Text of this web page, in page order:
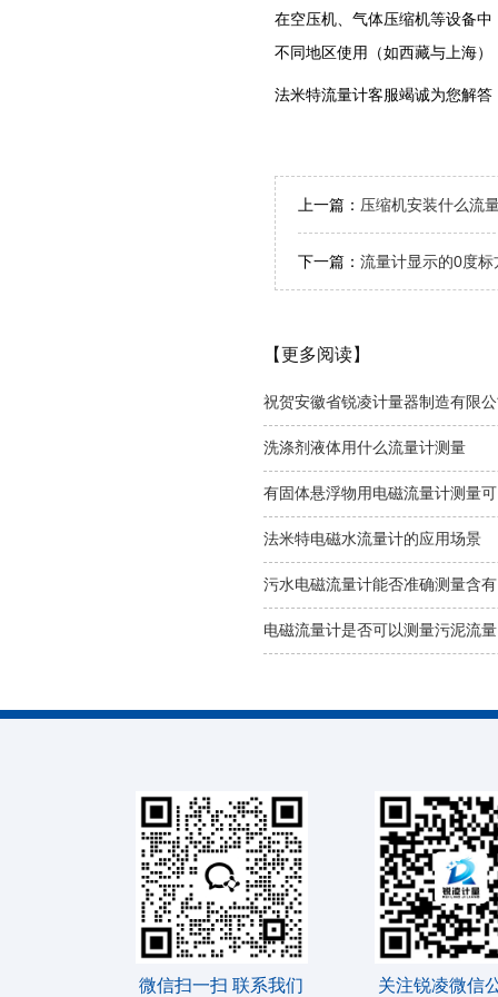
在空压机、气体压缩机等设备
不同地区使用（如西藏与上海
法米特流量计客服竭诚为您解答
上一篇： 压缩机安装什么流
下一篇： 流量计显示的0度标
【更多阅读】
祝贺安徽省锐凌计量器制造有限
洗涤剂液体用什么流量计测量
有固体悬浮物用电磁流量计测量
法米特电磁水流量计的应用场景
污水电磁流量计能否准确测量含
电磁流量计是否可以测量污泥流量
微信扫一扫 联系我们 关注锐凌微信